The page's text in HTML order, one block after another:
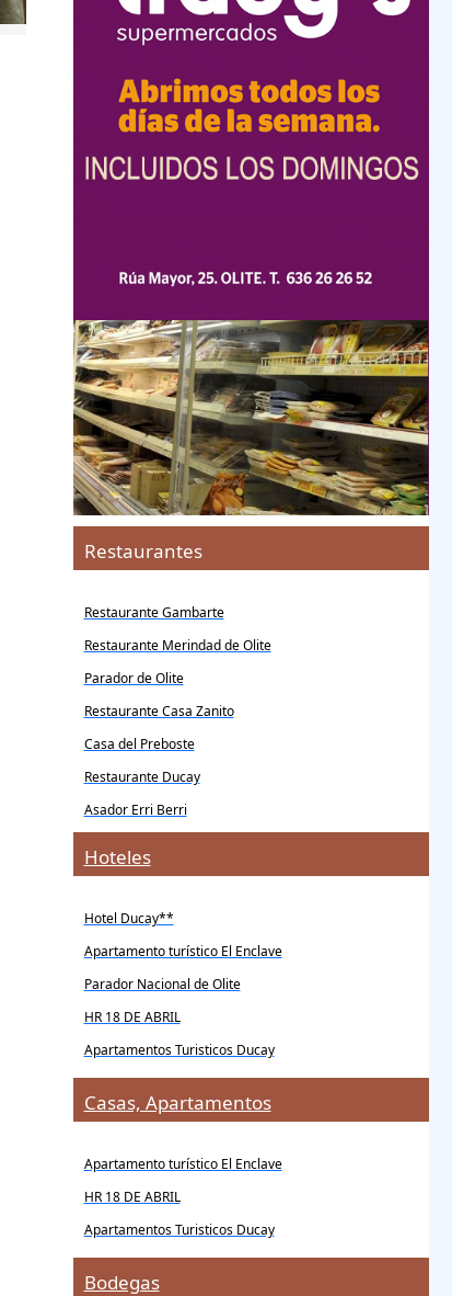
Restaurantes
Restaurante Gambarte
Restaurante Merindad de Olite
Parador de Olite
Restaurante Casa Zanito
Casa del Preboste
Restaurante Ducay
Asador Erri Berri
Hoteles
Hotel Ducay**
Apartamento turístico El Enclave
Parador Nacional de Olite
HR 18 DE ABRIL
Apartamentos Turisticos Ducay
Casas, Apartamentos
Apartamento turístico El Enclave
HR 18 DE ABRIL
Apartamentos Turisticos Ducay
Bodegas